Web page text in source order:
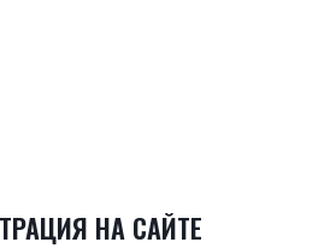
НА САЙТЕ